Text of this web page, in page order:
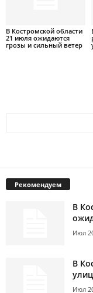
В Костромской области
21 июля ожидаются
грозы и сильный ветер
Рекомендуем
В
Июл
В
Июл